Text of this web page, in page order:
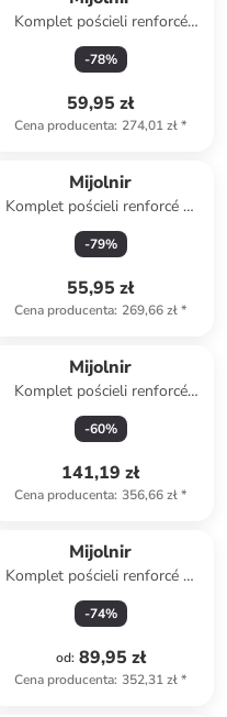
Komplet pościeli renforcé
"Linora" w kolorze biało-
niebieskim
-78%
59,95 zł
Cena producenta: 274,01 zł*
Mijolnir
Komplet pościeli renforcé w
kolorze brązowo-białym
-79%
55,95 zł
Cena producenta: 269,66 zł*
Mijolnir
Komplet pościeli renforcé
"Plain" w kolorze
jasnoróżowym
-60%
141,19 zł
Cena producenta: 356,66 zł*
Mijolnir
Komplet pościeli renforcé w
kolorze różowym
-74%
od: 89,95 zł
Cena producenta: 352,31 zł*